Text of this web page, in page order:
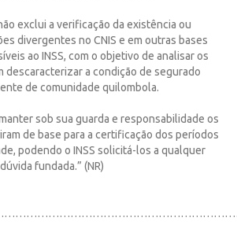
exclui a verificação da existência ou
divergentes no CNIS e em outras bases
ao INSS, com o objetivo de analisar os
descaracterizar a condição de segurado
de comunidade quilombola.
sob sua guarda e responsabilidade os
de base para a certificação dos períodos
podendo o INSS solicitá-los a qualquer
fundada.” (NR)